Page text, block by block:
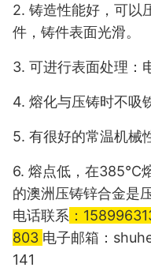
2. 铸造性能好，可以
件，铸件表面光滑。
3. 可进行表面处理：
4. 熔化与压铸时不吸
5. 有很好的常温机械
6. 熔点低，在385℃
的澳洲压铸锌合金是
电话联系 ：
803 电子邮箱：
141